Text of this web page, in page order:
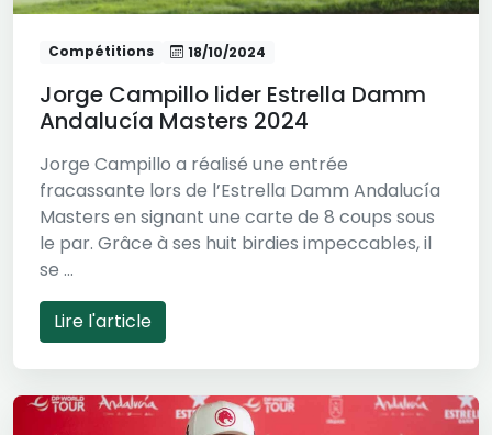
Compétitions 18/10/2024
Jorge Campillo lider Estrella Damm
Andalucía Masters 2024
Jorge Campillo a réalisé une entrée
fracassante lors de l’Estrella Damm Andalucía
Masters en signant une carte de 8 coups sous
le par. Grâce à ses huit birdies impeccables, il
se ...
Lire l'article